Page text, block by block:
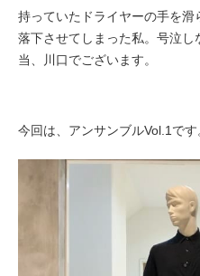
持っていたドライヤーの手を
落下させてしまった私。号泣
当、川口でございます。
今回は、アンサンブルVol.1です